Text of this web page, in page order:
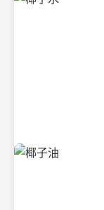
清凉解渴的椰子水